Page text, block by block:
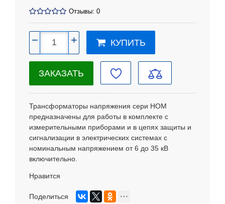
Отзывы: 0
− + КУПИТЬ
ЗАКАЗАТЬ
Трансформаторы напряжения сери НОМ
предназначены для работы в комплекте с
измерительными приборами и в цепях защиты и
сигнализации в электрических системах с
номинальным напряжением от 6 до 35 кВ
включительно.
Нравится
Поделиться